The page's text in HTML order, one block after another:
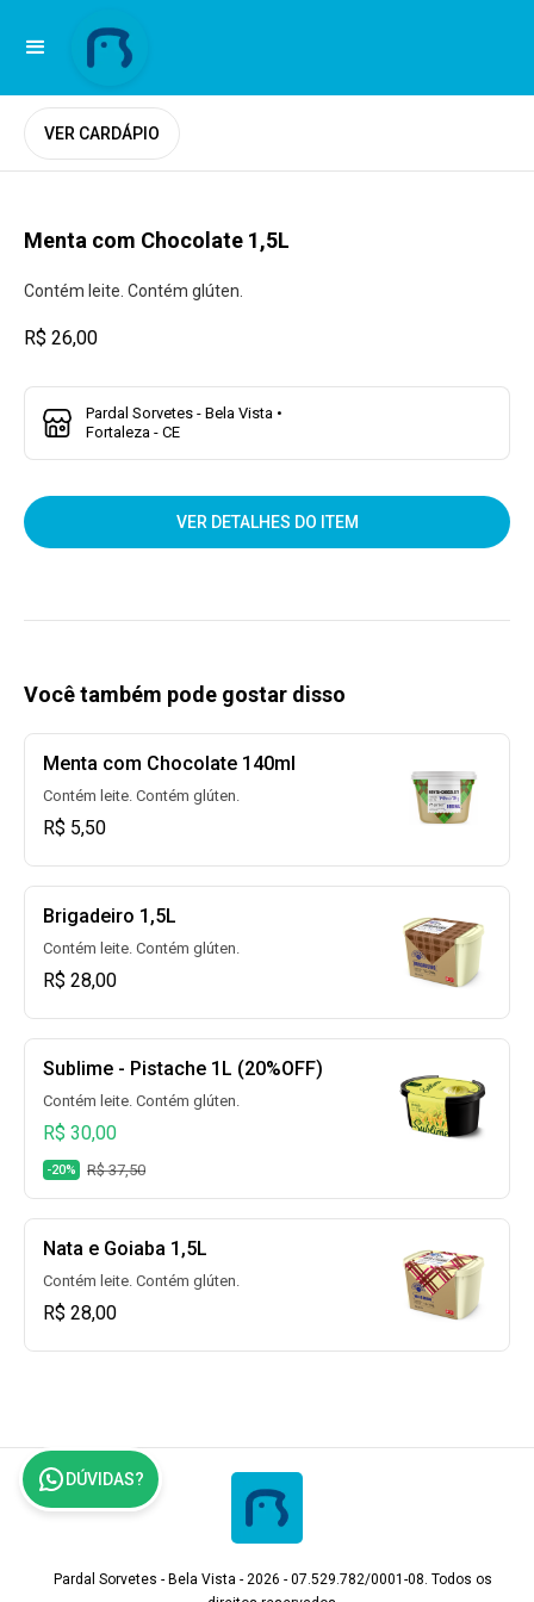
VER CARDÁPIO
Menta com Chocolate 1,5L
Contém leite. Contém glúten.
R$ 26,00
Pardal Sorvetes - Bela Vista •
Fortaleza - CE
VER DETALHES DO ITEM
Você também pode gostar disso
Menta com Chocolate 140ml
Contém leite. Contém glúten.
R$ 5,50
Brigadeiro 1,5L
Contém leite. Contém glúten.
R$ 28,00
Sublime - Pistache 1L (20%OFF)
Contém leite. Contém glúten.
R$ 30,00
-20% R$ 37,50
Nata e Goiaba 1,5L
Contém leite. Contém glúten.
R$ 28,00
DÚVIDAS?
Pardal Sorvetes - Bela Vista - 2026 - 07.529.782/0001-08. Todos os